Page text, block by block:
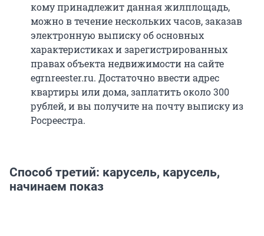
кому принадлежит данная жилплощадь,
можно в течение нескольких часов, заказав
электронную выписку об основных
характеристиках и зарегистрированных
правах объекта недвижимости на сайте
egrnreester.ru. Достаточно ввести адрес
квартиры или дома, заплатить около 300
рублей, и вы получите на почту выписку из
Росреестра.
Способ третий: карусель, карусель,
начинаем показ